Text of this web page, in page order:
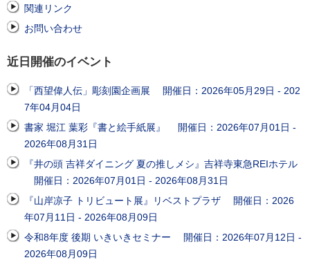
関連リンク
お問い合わせ
近日開催のイベント
「西望偉人伝」彫刻園企画展 開催日：2026年05月29日 - 202
7年04月04日
書家 堀江 葉彩『書と絵手紙展』 開催日：2026年07月01日 -
2026年08月31日
『井の頭 吉祥ダイニング 夏の推しメシ』吉祥寺東急REIホテル
開催日：2026年07月01日 - 2026年08月31日
『山岸凉子 トリビュート展』リベストプラザ 開催日：2026
年07月11日 - 2026年08月09日
令和8年度 後期 いきいきセミナー 開催日：2026年07月12日 -
2026年08月09日